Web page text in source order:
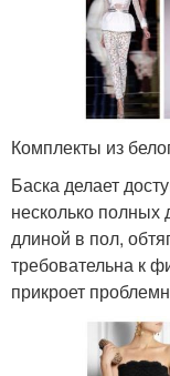
Комплекты из
Баска делает
несколько
длиной в пол,
требовательна к
прикроет